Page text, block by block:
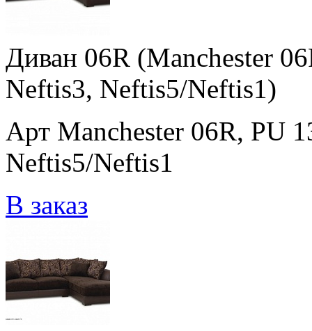
Диван 06R (Manchester
Neftis3, Neftis5/Neftis1)
Арт Manchester 06R, PU
Neftis5/Neftis1
В заказ